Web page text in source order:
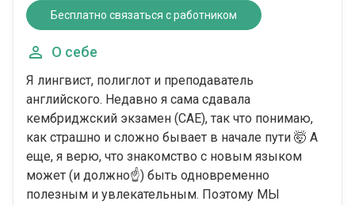
Бесплатно связаться с работником
О себе
Я лингвист, полиглот и преподаватель
английского. Недавно я сама сдавала
кембриджский экзамен (САЕ), так что понимаю,
как страшно и сложно бывает в начале пути 🤯 А
еще, я верю, что знакомство с новым языком
может (и должно☝) быть одновременно
полезным и увлекательным. Поэтому МЫ